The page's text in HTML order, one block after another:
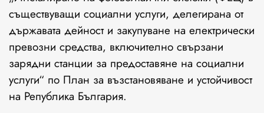
съществуващи социални услуги, делегирана от
държавата дейност и закупуване на електрически
превозни средства, включително свързани
зарядни станции за предоставяне на социални
услуги“ по План за възстановяване и устойчивост
на Република България.